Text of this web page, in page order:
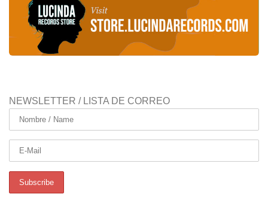
NEWSLETTER / LISTA DE CORREO